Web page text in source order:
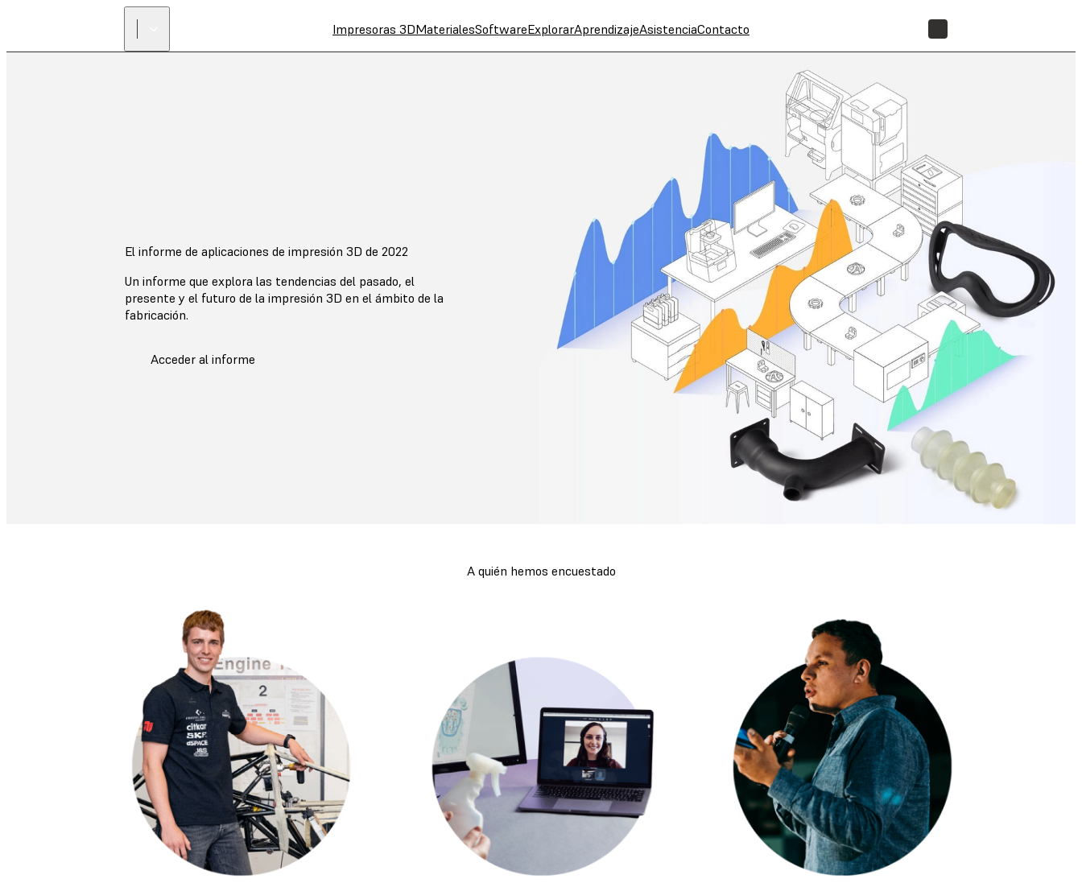
Impresoras 3DMaterialesSoftwareExplorarAprendizajeAsistenciaContacto
El informe de aplicaciones de impresión 3D de 2022
Un informe que explora las tendencias del pasado, el
presente y el futuro de la impresión 3D en el ámbito de la
fabricación.
Acceder al informe
A quién hemos encuestado